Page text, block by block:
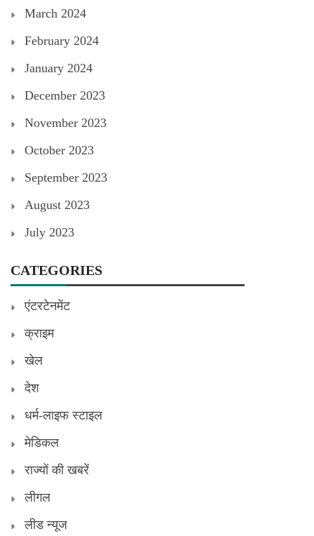
March 2024
February 2024
January 2024
December 2023
November 2023
October 2023
September 2023
August 2023
July 2023
CATEGORIES
एंटरटेनमेंट
क्राइम
खेल
देश
धर्म-लाइफ स्टाइल
मेडिकल
राज्यों की खबरें
लीगल
लीड न्यूज